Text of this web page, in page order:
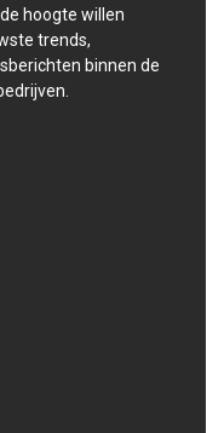
hoogte willen
trends,
binnen de